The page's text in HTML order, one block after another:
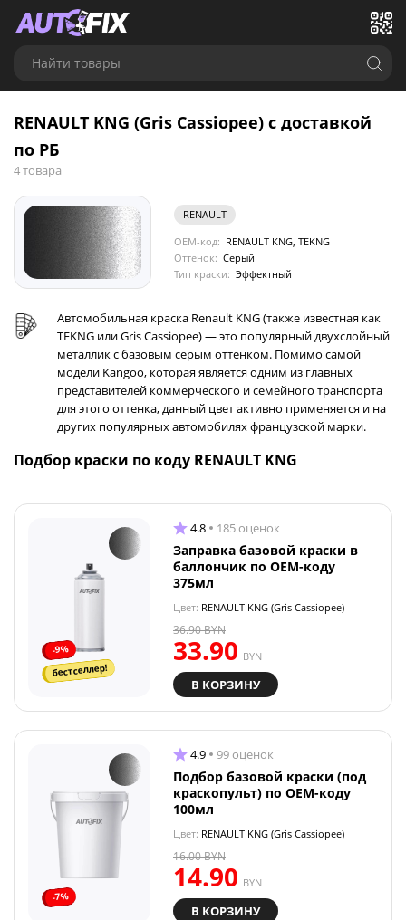
Найти товары
RENAULT KNG (Gris Cassiopee) с доставкой
по РБ
4 товара
RENAULT
OEM-код: RENAULT KNG, TEKNG
Оттенок: Серый
Тип краски: Эффектный
Автомобильная краска Renault KNG (также известная как
TEKNG или Gris Cassiopee) — это популярный двухслойный
металлик с базовым серым оттенком. Помимо самой
модели Kangoo, которая является одним из главных
представителей коммерческого и семейного транспорта
для этого оттенка, данный цвет активно применяется и на
других популярных автомобилях французской марки.
Подбор краски по коду RENAULT KNG
-9%
бестселлер!
4.8 185 оценок
Заправка базовой краски в
баллончик по OEM-коду
375мл
Цвет: RENAULT KNG (Gris Cassiopee)
33.90 BYN
36.90BYN
В КОРЗИНУ
-7%
4.9 99 оценок
Подбор базовой краски (под
краскопульт) по OEM-коду
100мл
Цвет: RENAULT KNG (Gris Cassiopee)
14.90 BYN
16.00BYN
В КОРЗИНУ